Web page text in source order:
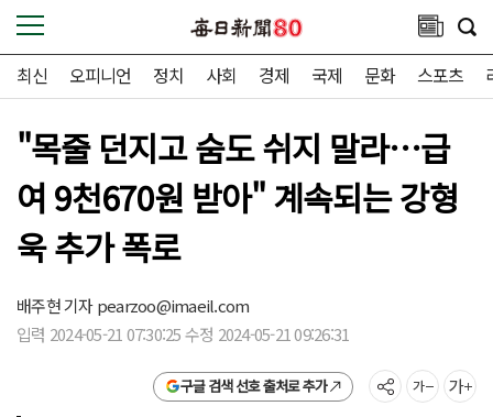
최신 오피니언 정치 사회 경제 국제 문화 스포츠
"목줄 던지고 숨도 쉬지 말라…급
여 9천670원 받아" 계속되는 강형
욱 추가 폭로
배주현 기자pearzoo@imaeil.com
입력 2024-05-21 07:30:25 수정 2024-05-21 09:26:31
구글 검색 선호 출처로 추가